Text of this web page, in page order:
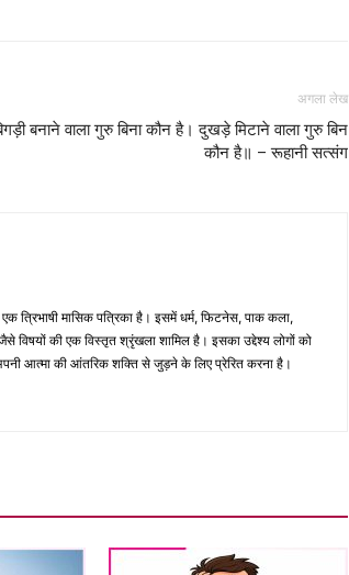
अगला लेख
बनाने वाला गुरु बिना कौन है। दुखड़े मिटाने वाला गुरु बिन
कौन है॥ – रूहानी सत्संग
त्रिभाषी मासिक पत्रिका है। इसमें धर्म, फिटनेस, पाक कला,
विषयों की एक विस्तृत श्रृंखला शामिल है। इसका उद्देश्य लोगों को
आत्मा की आंतरिक शक्ति से जुड़ने के लिए प्रेरित करना है।